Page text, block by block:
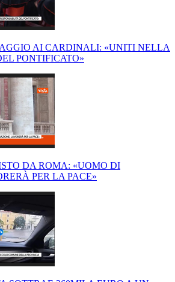
AI CARDINALI: «UNITI NELLA
PONTIFICATO»
DA ROMA: «UOMO DI
PER LA PACE»